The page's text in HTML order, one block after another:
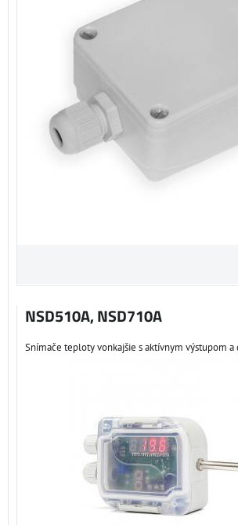
NSD510A, NSD710A
Snímače teploty vonkajšie s aktívnym výstupom a